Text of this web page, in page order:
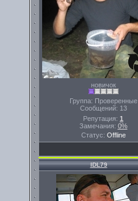
новичок
Группа: Проверенные
Сообщений: 13
Репутация: 1
Замечания: 0%
Статус: Offline
IDL79